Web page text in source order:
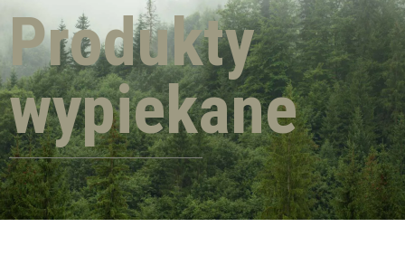
Produkty
wypiekane